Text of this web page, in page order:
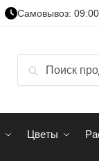
Cамовывоз:
Поиск
Цветы